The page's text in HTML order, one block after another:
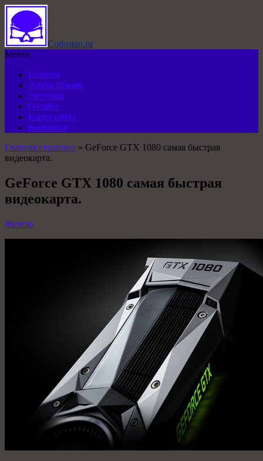
Codostan.ru
Меню
Главная
Зомби Режим
Загрузки
О сайте
Карта сайта
Контакты
Главная страница » GeForce GTX 1080 самая быстрая
видеокарта.
GeForce GTX 1080 самая быстрая
видеокарта.
Железо